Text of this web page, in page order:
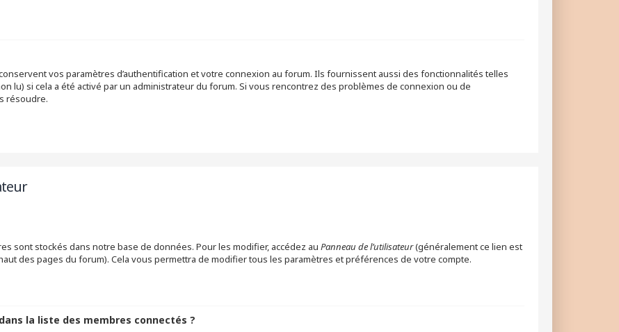
vos paramètres d’authentification et votre connexion au forum. Ils fournissent aussi des fonctionnalités telles
lu) si cela a été activé par un administrateur du forum. Si vous rencontrez des problèmes de connexion ou de
résoudre.
sont stockés dans notre base de données. Pour les modifier, accédez au Panneau de l’utilisateur(généralement ce lien est
des pages du forum). Cela vous permettra de modifier tous les paramètres et préférences de votre compte.
la liste des membres connectés ?